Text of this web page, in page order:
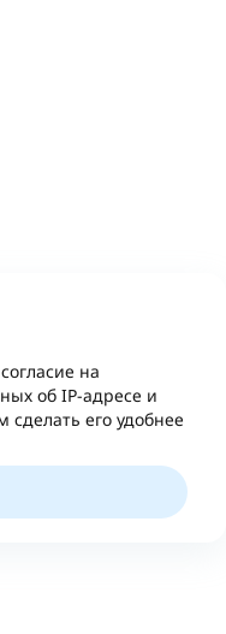
на
об IP-адресе и
его удобнее